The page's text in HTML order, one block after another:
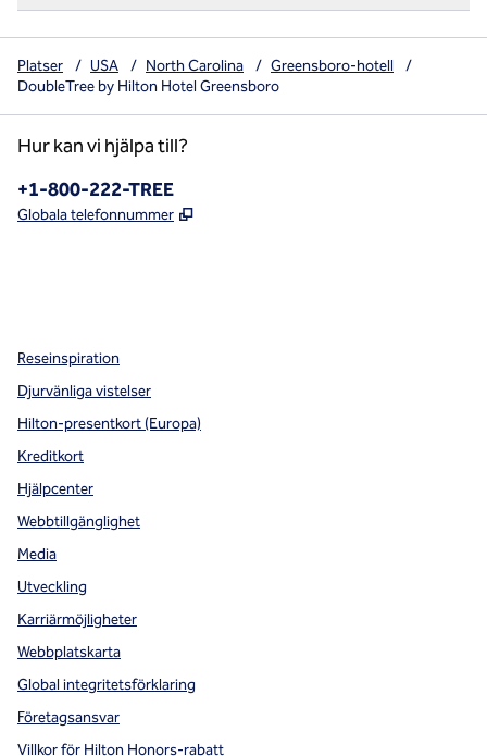
Platser / USA / North Carolina / Greensboro-hotell
/
DoubleTree by Hilton Hotel Greensboro
Hur kan vi hjälpa till?
Telefon:
+1-800-222-TREE
Globala telefonnummer ,
Reseinspiration
Djurvänliga vistelser
Hilton-presentkort (Europa)
Kreditkort
Hjälpcenter
Webbtillgänglighet
Media
Utveckling
Karriärmöjligheter
Webbplatskarta
Global integritetsförklaring
Företagsansvar
Villkor för Hilton Honors-rabatt